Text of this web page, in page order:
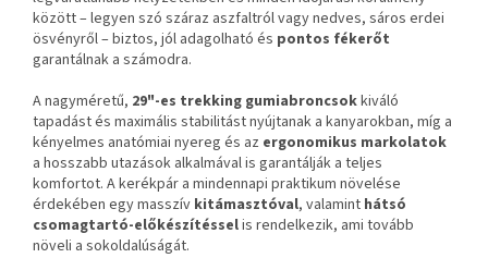
között – legyen szó száraz aszfaltról vagy nedves, sáros erdei
ösvényről – biztos, jól adagolható és pontos fékerőt
garantálnak a számodra.
A nagyméretű, 29"-es trekking gumiabroncsokkiváló
tapadást és maximális stabilitást nyújtanak a kanyarokban, míg a
kényelmes anatómiai nyereg és az ergonomikus markolatok
a hosszabb utazások alkalmával is garantálják a teljes
komfortot. A kerékpár a mindennapi praktikum növelése
érdekében egy masszív kitámasztóval, valamint hátsó
csomagtartó-előkészítésselis rendelkezik, ami tovább
növeli a sokoldalúságát.